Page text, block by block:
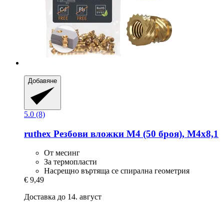
Добавяне
5.0 (8)
ruthex Резбови вложки M4 (50 броя), M4x8,1
От месинг
За термопласти
Насрещно въртяща се спирална геометрия
€ 9,49
Доставка до 14. август